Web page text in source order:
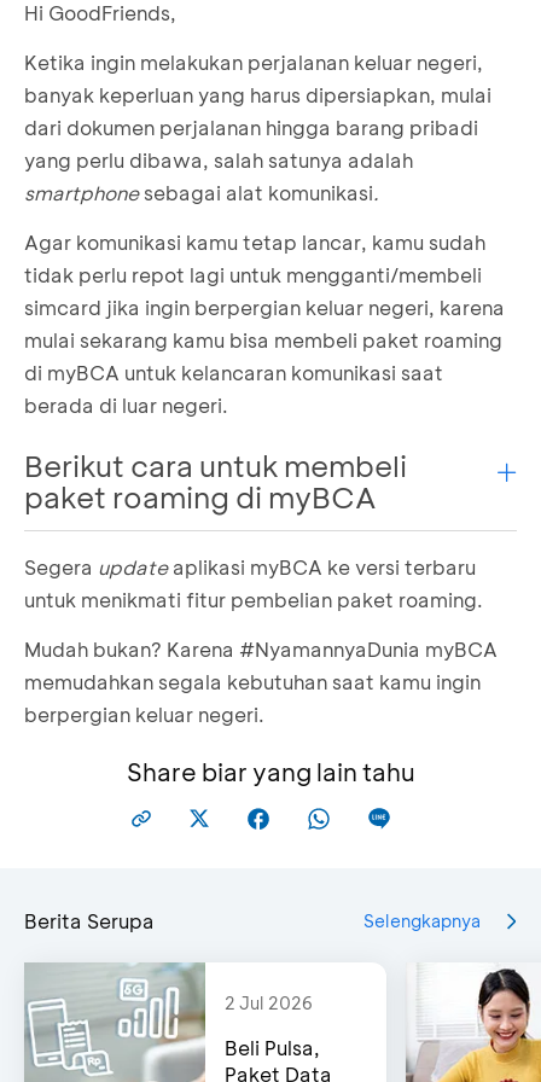
Hi GoodFriends,
Ketika ingin melakukan perjalanan keluar negeri,
banyak keperluan yang harus dipersiapkan, mulai
dari dokumen perjalanan hingga barang pribadi
yang perlu dibawa, salah satunya adalah
smartphonesebagai alat komunikasi.
Agar komunikasi kamu tetap lancar, kamu sudah
tidak perlu repot lagi untuk mengganti/membeli
simcard jika ingin berpergian keluar negeri, karena
mulai sekarang kamu bisa membeli paket roaming
di myBCA untuk kelancaran komunikasi saat
berada di luar negeri.
Berikut cara untuk membeli
paket roaming di myBCA
Buka myBCA
Masuk menggunakan biometrik (jika belum
Masuk ke menu‘Bayar & Isi ulang’
Lalu pilih‘Roaming’
Masukan nomor handphone yang mau kamu isi
Pilih sumber dana pembayaran
Lalu pilih paket roaming yang kamu butuhkan
Transaksi berhasil
Segera updateaplikasi myBCA ke versi terbaru
untuk menikmati fitur pembelian paket roaming.
Mudah bukan? Karena #NyamannyaDunia myBCA
memudahkan segala kebutuhan saat kamu ingin
berpergian keluar negeri.
Share biar yang lain tahu
Berita Serupa Selengkapnya
2 Jul 2026
Beli Pulsa,
Paket Data